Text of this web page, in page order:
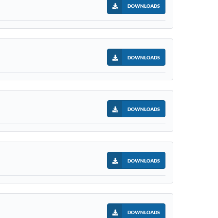
DOWNLOADS
DOWNLOADS
DOWNLOADS
DOWNLOADS
DOWNLOADS